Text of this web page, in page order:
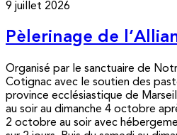
9 juillet 2026
Pèlerinage de
Organisé par le sanctuaire de
Cotignac avec le soutien des
province ecclésiastique de
au soir au dimanche 4 octobre
2 octobre au soir avec